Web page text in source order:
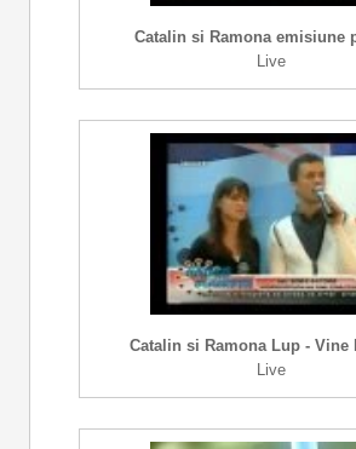
Catalin si Ramona emisiune
Live
Catalin si Ramona Lup - Vine
Live